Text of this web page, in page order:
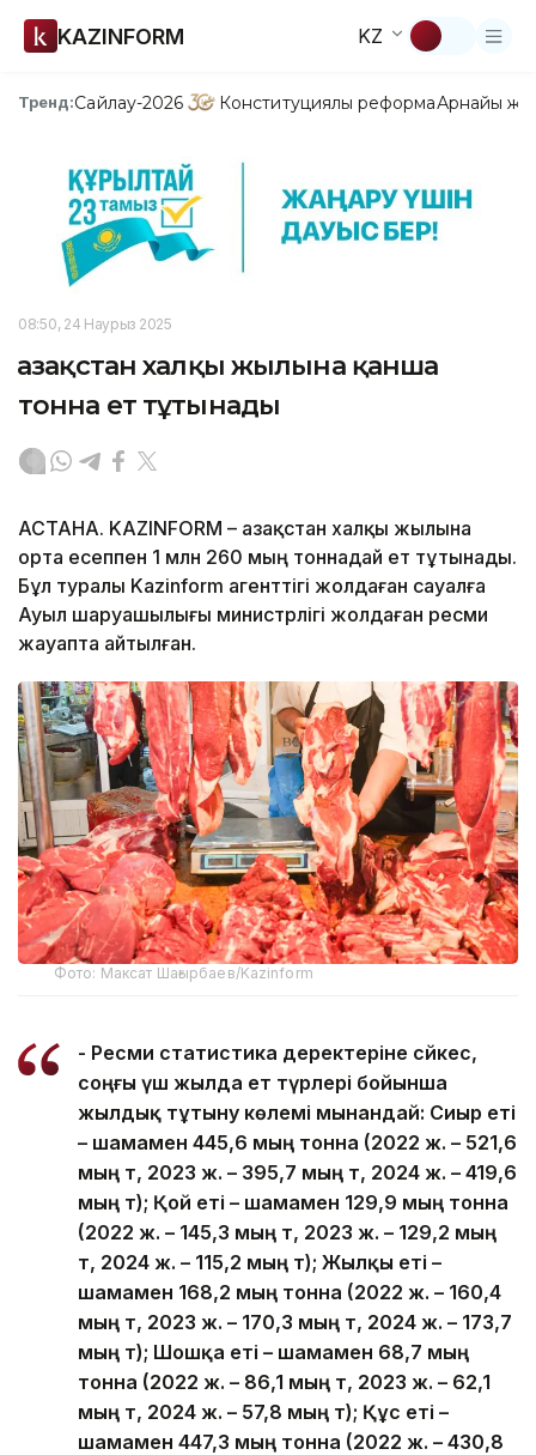
KAZINFORM KZ
Тренд:Сайлау-2026 Конституциялық реформаАрнайы
08:50, 24 Наурыз 2025
Қазақстан халқы жылына қанша
тонна ет тұтынады
АСТАНА. KAZINFORM – Қазақстан халқы жылына
орта есеппен 1 млн 260 мың тоннадай ет тұтынады.
Бұл туралы Kazinform агенттігі жолдаған сауалға
Ауыл шаруашылығы министрлігі жолдаған ресми
жауапта айтылған.
Фото: Максат Шағырбаев/Kazinform
- Ресми статистика деректеріне сәйкес,
соңғы үш жылда ет түрлері бойынша
жылдық тұтыну көлемі мынандай: Сиыр еті
– шамамен 445,6 мың тонна (2022 ж. – 521,6
мың т, 2023 ж. – 395,7 мың т, 2024 ж. – 419,6
мың т); Қой еті – шамамен 129,9 мың тонна
(2022 ж. – 145,3 мың т, 2023 ж. – 129,2 мың
т, 2024 ж. – 115,2 мың т); Жылқы еті –
шамамен 168,2 мың тонна (2022 ж. – 160,4
мың т, 2023 ж. – 170,3 мың т, 2024 ж. – 173,7
мың т); Шошқа еті – шамамен 68,7 мың
тонна (2022 ж. – 86,1 мың т, 2023 ж. – 62,1
мың т, 2024 ж. – 57,8 мың т); Құс еті –
шамамен 447,3 мың тонна (2022 ж. – 430,8